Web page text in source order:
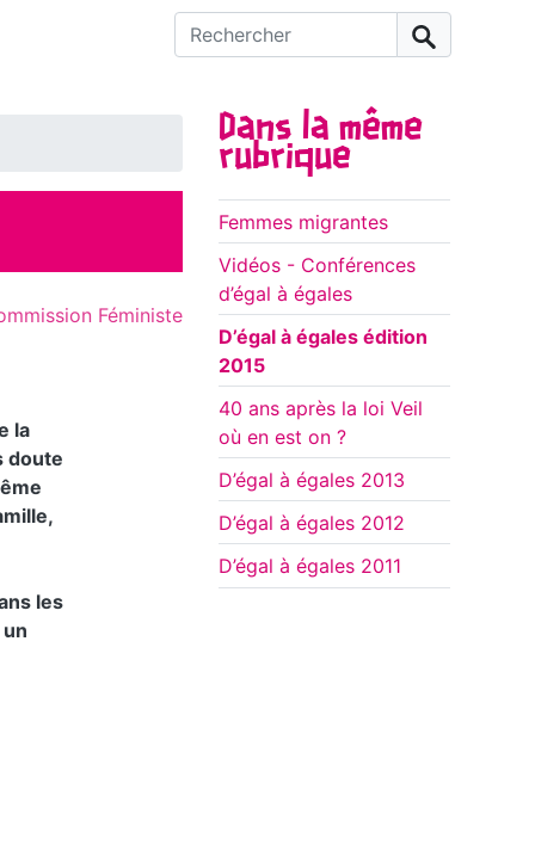
Rechercher :
Féministe
la
doute
les
Dans la même
rubrique
Femmes migrantes
Vidéos - Conférences
d’égal à égales
D’égal à égales édition
2015
40 ans après la loi Veil
où en est on ?
D’égal à égales 2013
D’égal à égales 2012
D’égal à égales 2011